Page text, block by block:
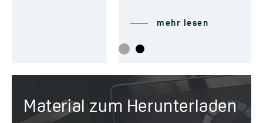
Material zum Herunterladen